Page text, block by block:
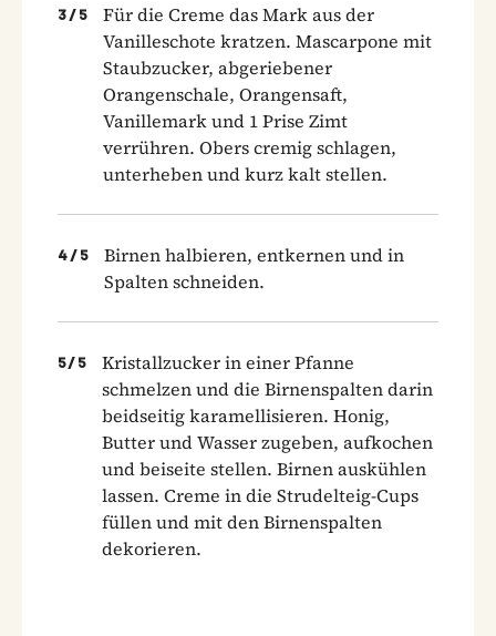
3 / 5
Für die Creme das Mark aus der
Vanilleschote kratzen. Mascarpone mit
Staubzucker, abgeriebener
Orangenschale, Orangensaft,
Vanillemark und 1 Prise Zimt
verrühren. Obers cremig schlagen,
unterheben und kurz kalt stellen.
4 / 5
Birnen halbieren, entkernen und in
Spalten schneiden.
5/ 5
Kristallzucker in einer Pfanne
schmelzen und die Birnenspalten darin
beidseitig karamellisieren. Honig,
Butter und Wasser zugeben, aufkochen
und beiseite stellen. Birnen auskühlen
lassen. Creme in die Strudelteig-Cups
füllen und mit den Birnenspalten
dekorieren.